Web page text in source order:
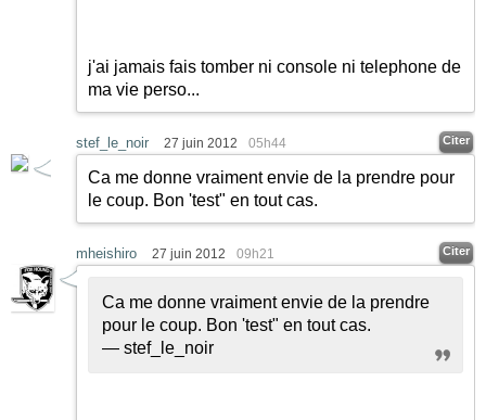
j'ai jamais fais tomber ni console ni telephone de
ma vie perso...
stef_le_noir 27 juin 2012 05h44 Citer
Ca me donne vraiment envie de la prendre pour
le coup. Bon 'test" en tout cas.
mheishiro 27 juin 2012 09h21 Citer
Ca me donne vraiment envie de la prendre
pour le coup. Bon 'test" en tout cas.
— stef_le_noir